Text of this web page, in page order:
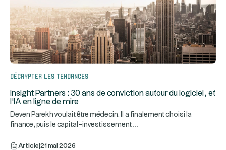
Décrypter les tendances
Insight Partners : 30 ans de conviction autour du logiciel, et
l'IA en ligne de mire
Deven Parekh voulait être médecin. Il a finalement choisi la
finance, puis le capital-investissement
Article 21 mai 2026